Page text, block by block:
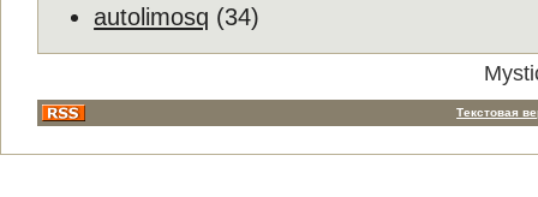
autolimosq (34)
Текстовая